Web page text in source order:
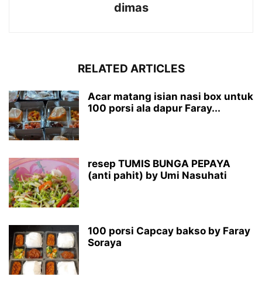
dimas
RELATED ARTICLES
Acar matang isian nasi box untuk
100 porsi ala dapur Faray...
resep TUMIS BUNGA PEPAYA
(anti pahit) by Umi Nasuhati
100 porsi Capcay bakso by Faray
Soraya